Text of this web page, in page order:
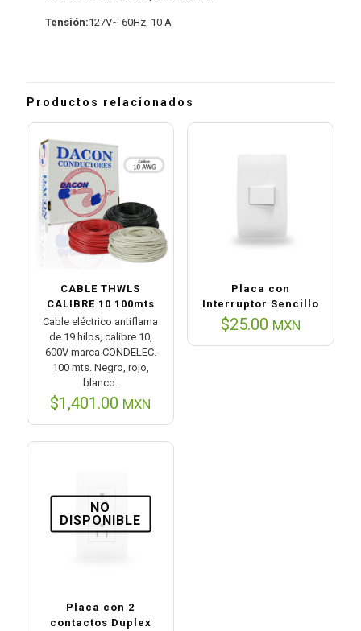
Tensión:127V~ 60Hz, 10 A
Productos relacionados
CABLE THWLS
CALIBRE 10 100mts
Cable eléctrico antiflama
de 19 hilos, calibre 10,
600V marca CONDELEC.
100 mts. Negro, rojo,
blanco.
$1,401.00 MXN
Placa con
Interruptor Sencillo
$25.00 MXN
NO
DISPONIBLE
Placa con 2
contactos Duplex